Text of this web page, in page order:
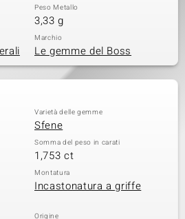
Peso Metallo
3,33 g
Marchio
Le gemme del Boss
Varietà delle gemme
Sfene
Somma del peso in carati
1,753 ct
Montatura
Incastonatura a griffe
Origine